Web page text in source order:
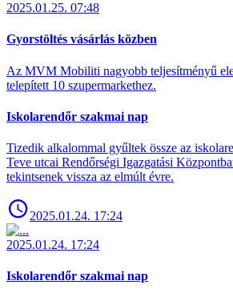
2025.01.25. 07:48
Gyorstöltés vásárlás közben
Az MVM Mobiliti nagyobb teljesítményű
telepített 10 szupermarkethez.
Iskolarendőr szakmai nap
Tizedik alkalommal gyűltek össze az
Teve utcai Rendőrségi Igazgatási
tekintsenek vissza az elmúlt évre.
2025.01.24. 17:24
2025.01.24. 17:24
Iskolarendőr szakmai nap